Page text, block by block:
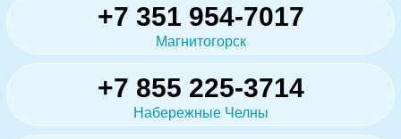
+7 351 954-7017
Магнитогорск
+7 855 225-3714
Набережные Челны